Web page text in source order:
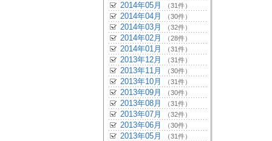
2014年05月 （31件）
2014年04月 （30件）
2014年03月 （32件）
2014年02月 （28件）
2014年01月 （31件）
2013年12月 （31件）
2013年11月 （30件）
2013年10月 （31件）
2013年09月 （30件）
2013年08月 （31件）
2013年07月 （32件）
2013年06月 （30件）
2013年05月 （31件）